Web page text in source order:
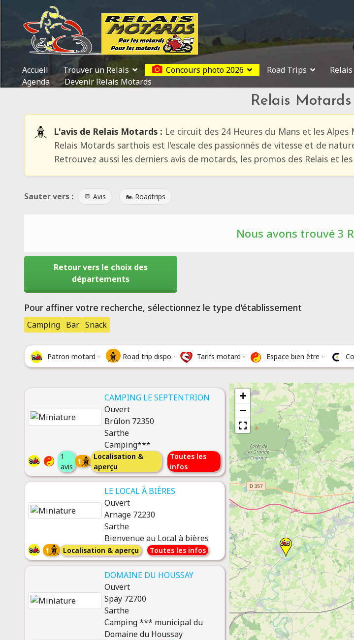
Accueil Trouver un Relais Concours photo 2026 Road Trips
Agenda
Devenir Relais Motards
Relais
L'avis de Relais Motards : Le circuit des 24 Heures du Mans et les
Relais Motards sarthois est l'escale des passionnés de vitesse et de
Retrouvez aussi les derniers avis de motards, les promos des Relais et
Sauter vers : 💬 Avis 🏍️ Roadtrips
Nous avons trouvé 3
Retour vers le choix des
départements
Pour affiner votre recherche, sélectionnez le type d'établissement
Camping Bar Snack
Patron motard - Road trip dispo - Tarifs motard - Espace bien être -
CAMPING LE SEPTENTRION
Ouvert
Brûlon 72350
Sarthe
Camping***
1
avis
1
Localisation &
aperçu
Toutes les
infos
LE LOCAL À BIÈRES
Ouvert
Arnage 72230
Sarthe
Bienvenue au Local à bières
1 Localisation & aperçu Toutes les infos
DOMAINE DU HOUSSAY
Ouvert
Spay 72700
Sarthe
Camping *** municipal du
Domaine du Houssay
+
−